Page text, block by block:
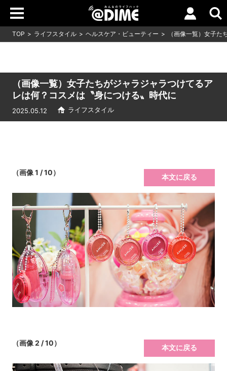
TOP ライフスタイル ヘルスケア・ビューティー （画像一覧）女子
（画像一覧）女子たちがジャラジャラつけてるア
レは何？コスメは〝身につける〟時代に
2025.05.12 ライフスタイル
（画像 1 / 10）
本文に戻る
（画像 2 / 10）
本文に戻る